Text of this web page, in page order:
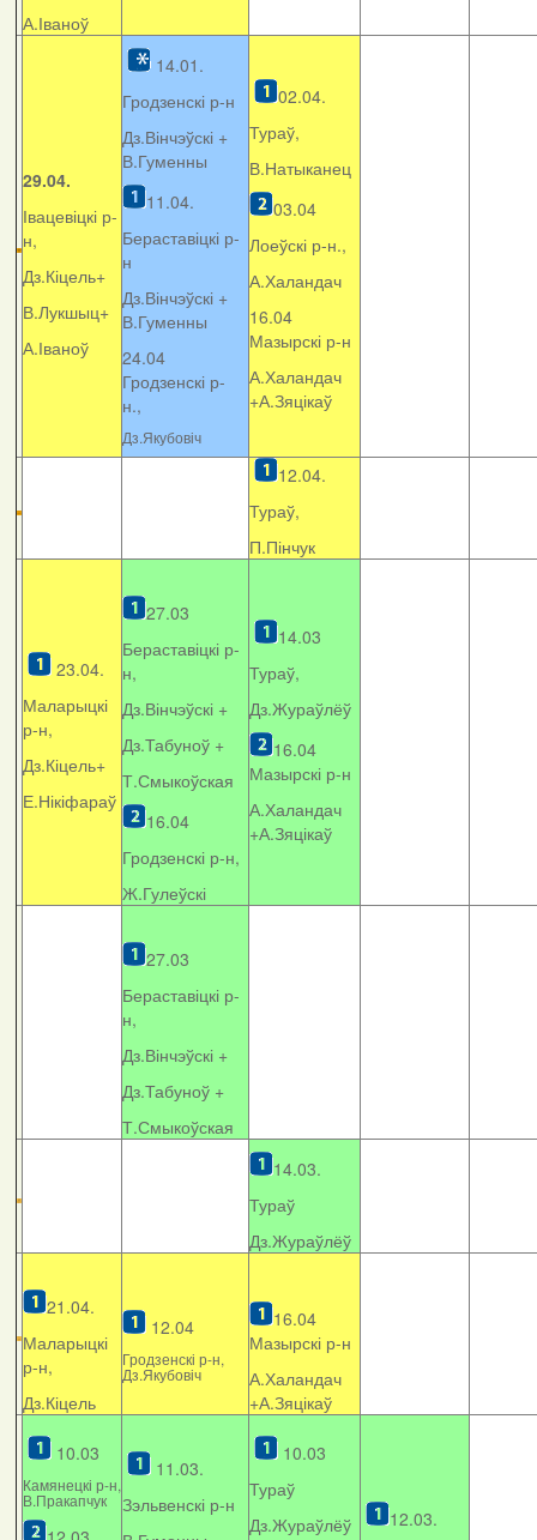
А.Іваноў
29.04.
Івацевіцкі р-
н,
Дз.Кіцель+
В.Лукшыц+
А.Іваноў
14.01.
Гродзенскі р-н
Дз.Вінчэўскі +
В.Гуменны
11.04.
Бераставіцкі р-
н
Дз.Вінчэўскі +
В.Гуменны
24.04
Гродзенскі р-
н.,
Дз.Якубовіч
02.04.
Тураў,
В.Натыканец
03.04
Лоеўскі р-н.,
А.Халандач
16.04
Мазырскі р-н
А.Халандач
+А.Зяцікаў
12.04.
Тураў,
П.Пінчук
23.04.
Маларыцкі
р-н,
Дз.Кіцель+
Е.Нікіфараў
27.03
Бераставіцкі р-
н,
Дз.Вінчэўскі +
Дз.Табуноў +
Т.Смыкоўская
16.04
Гродзенскі р-н,
Ж.Гулеўскі
14.03
Тураў,
Дз.Жураўлёў
16.04
Мазырскі р-н
А.Халандач
+А.Зяцікаў
27.03
Бераставіцкі р-
н,
Дз.Вінчэўскі +
Дз.Табуноў +
Т.Смыкоўская
14.03.
Тураў
Дз.Жураўлёў
21.04.
Маларыцкі
р-н,
Дз.Кіцель
12.04
Гродзенскі р-н,
Дз.Якубовіч
16.04
Мазырскі р-н
А.Халандач
+А.Зяцікаў
10.03
Камянецкі р-н,
В.Пракапчук
11.03.
Зэльвенскі р-н
10.03
Тураў
Дз.Жураўлёў
12.03.